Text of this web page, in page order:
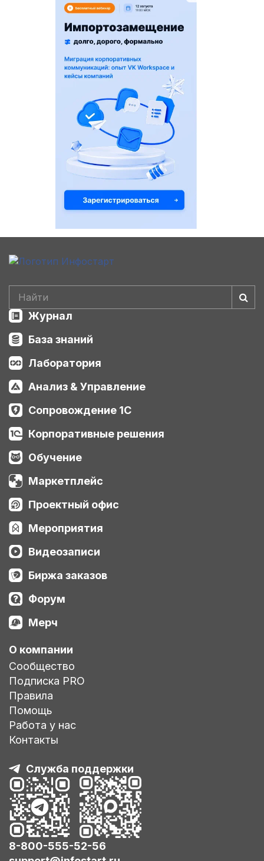
Журнал
База знаний
Лаборатория
Анализ & Управление
Сопровождение 1С
Корпоративные решения
Обучение
Маркетплейс
Проектный офис
Мероприятия
Видеозаписи
Биржа заказов
Форум
Мерч
О компании
Сообщество
Подписка PRO
Правила
Помощь
Работа у нас
Контакты
Служба поддержки
8-800-555-52-56